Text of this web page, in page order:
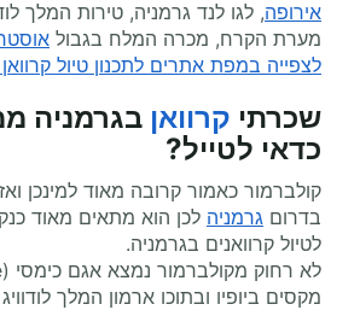
אירופה, לגו לנד גרמניה, טירות המלך
מערת הקרח, מכרה המלח בגבול
לצפייה במפת אתרים לתכנון טיול
שכרתי קרוואן בגרמניה
כדאי לטייל?
קולברמור כאמור קרובה מאוד למינכן
בדרום גרמניה לכן הוא מתאים מאוד
לטיול קרוואנים בגרמניה.
מקסים ביופיו ובתוכו ארמון המלך